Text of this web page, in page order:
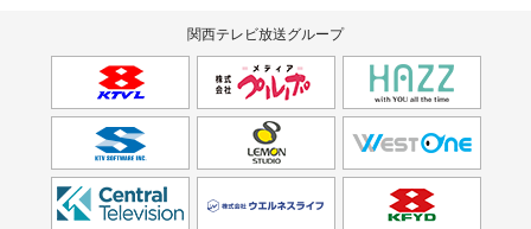
関西テレビ放送グループ